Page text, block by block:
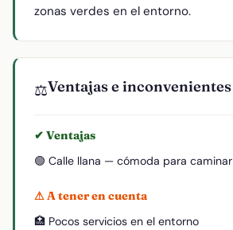
zonas verdes en el entorno.
⚖️Ventajas e inconvenientes
✔ Ventajas
🟢 Calle llana — cómoda para caminar
⚠ A tener en cuenta
🏥 Pocos servicios en el entorno